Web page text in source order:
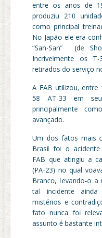
entre os anos de
produziu 210
como principal
No Japão ele era
“San-San” (de
Incrivelmente os
retirados do serviço
A FAB utilizou,
58 AT-33 em
principalmente
avançado.
Um dos fatos mais
Brasil foi o
FAB que atingiu a
(PA-23) no qual
Branco, levando-o
tal incidente
mistérios e
fato nunca foi
assunto é bastante